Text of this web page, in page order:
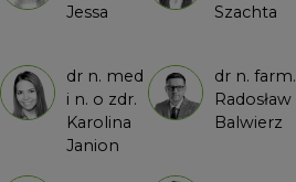
Jessa
Szachta
dr n. med
i n. o zdr.
Karolina
Janion
dr n. farm.
Radosław
Balwierz